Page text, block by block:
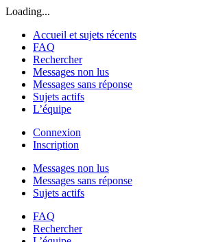
Loading...
Accueil et sujets récents
FAQ
Rechercher
Messages non lus
Messages sans réponse
Sujets actifs
L’équipe
Connexion
Inscription
Messages non lus
Messages sans réponse
Sujets actifs
FAQ
Rechercher